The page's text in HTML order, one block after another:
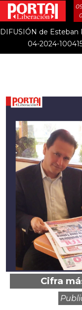
DIFUSIÓN de Esteban
04-2024-
Cifra